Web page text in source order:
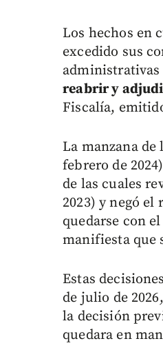
Los hechos en
excedido sus
reabrir y
Fiscalía,
La manzana de
febrero de
de las cuales
2023) y negó
quedarse con
manifiesta que
Estas
de julio de 2026,
la decisión
quedara en